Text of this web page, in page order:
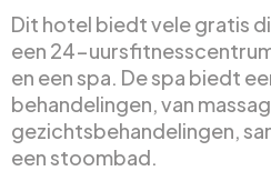
Dit hotel biedt vele gratis
een 24-
en een spa. De spa biedt
behandelingen, van
gezichtsbehandelingen,
een stoombad.